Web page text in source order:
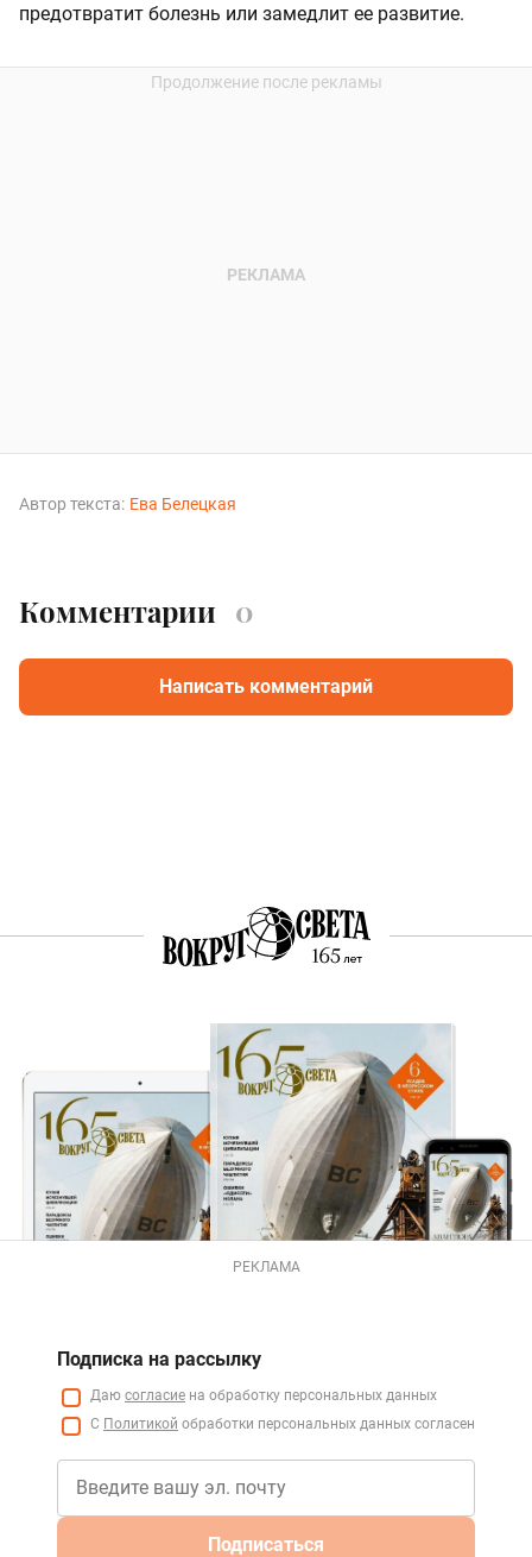
предотвратит болезнь или замедлит ее развитие.
Автор текста: Ева Белецкая
Комментарии 0
Написать комментарий
РЕКЛАМА
Подписка на рассылку
Даю согласие на обработку персональных данных
С Политикой обработки персональных данных согласен
Подписаться